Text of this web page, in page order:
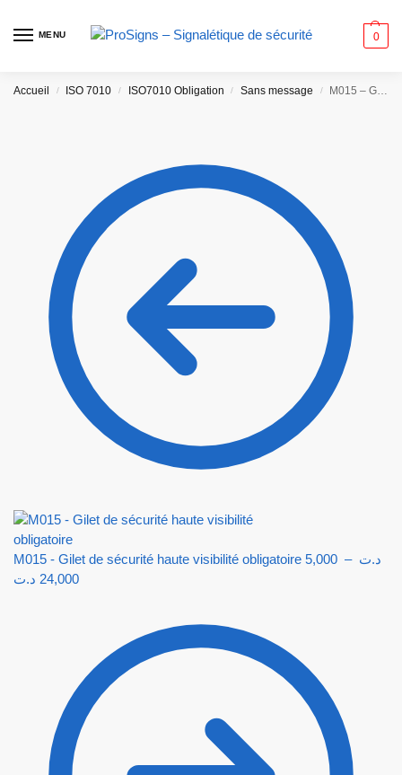
MENU 0
Accueil / ISO 7010 / ISO7010 Obligation / Sans message / M015 – Gilet de sécurité haute visibilité obligatoire
M015 - Gilet de sécurité haute visibilité obligatoire 5,000 د.ت –
24,000 د.ت